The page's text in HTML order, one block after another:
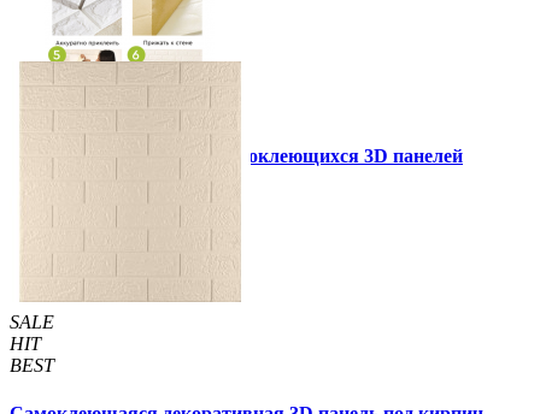
Инструкция установки самоклеющихся 3D панелей
Другие так же купили
SALE
HIT
BEST